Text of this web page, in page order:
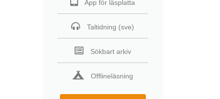
App för läsplatta
Taltidning (sve)
Sökbart arkiv
Offlineläsning